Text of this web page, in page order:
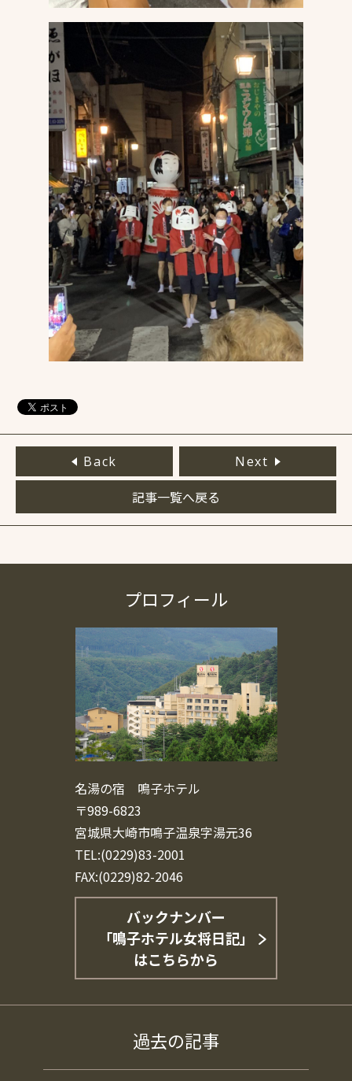
Back Next
記事一覧へ戻る
プロフィール
名湯の宿 鳴子ホテル
〒989-6823
宮城県大崎市鳴子温泉字湯元36
TEL:(0229)83-2001
FAX:(0229)82-2046
バックナンバー
「鳴子ホテル女将日記」
はこちらから
過去の記事